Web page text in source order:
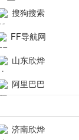
富，更新快
速，支持在
线观看，满
足各类影迷
需求，提供
无广告、高
清流畅的观
影体验。
搜狗搜索
引擎
FF导航网
山东欣烨
生物科技有
阿里巴巴
济南欣烨